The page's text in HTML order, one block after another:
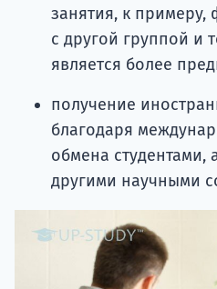
занятия, к примеру,
с другой группой и
является более
получение
благодаря
обмена студентами,
другими научными